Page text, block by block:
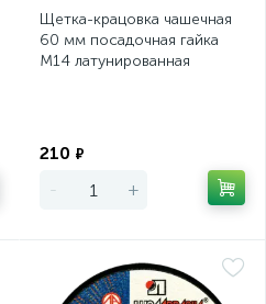
Щетка-крацовка чашечная
60 мм посадочная гайка
М14 латунированная
210 ₽
- +